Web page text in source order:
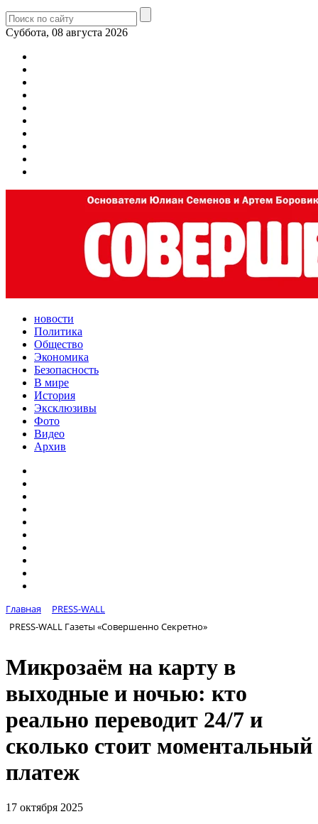
Суббота, 08 августа 2026
новости
Политика
Общество
Экономика
Безопасность
В мире
История
Эксклюзивы
Фото
Видео
Архив
Главная
PRESS-WALL
PRESS-WALL Газеты «Совершенно Секретно»
Микрозаём на карту в
выходные и ночью: кто
реально переводит 24/7 и
сколько стоит моментальный
платеж
17 октября 2025